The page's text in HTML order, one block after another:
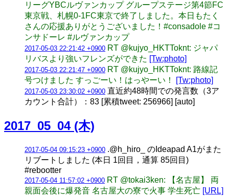
リーグYBCルヴァンカップ グループステージ第4節FC
東京戦、札幌0-1FC東京で終了しました。本日もたく
さんの応援ありがとうございました！#consadole #コ
ンサドーレ #ルヴァンカップ
2017-05-03 22:21:42 +0900 RT @kujyo_HKTToknt: ジャパ
リバスより強いフレンズができた [Tw:photo]
2017-05-03 22:21:47 +0900 RT @kujyo_HKTToknt: 路線記
号つけました すっごーい！はっやーい！
[Tw:photo]
2017-05-03 23:30:02 +0900 直近約48時間での発言数（3ア
カウント合計）：83 [累積tweet: 256966] [auto]
2017_05_04 (木)
2017-05-04 09:15:23 +0900 .@h_hiro_ のIdeapad A1がまた
リブートしました (本日 1回目，通算 85回目)
#rebootter
2017-05-04 11:57:02 +0900 RT @tokai3ken: 【名古屋】 両
親面会後に爆発音 名古屋大の寮で火事 学生死亡 [URL]